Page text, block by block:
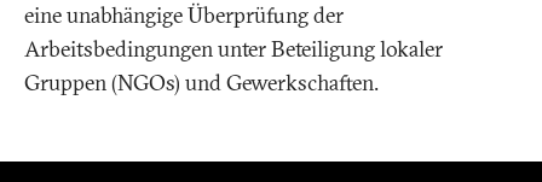
eine unabhängige Überprüfung der
Arbeitsbedingungen unter Beteiligung lokaler
Gruppen (NGOs) und Gewerkschaften.